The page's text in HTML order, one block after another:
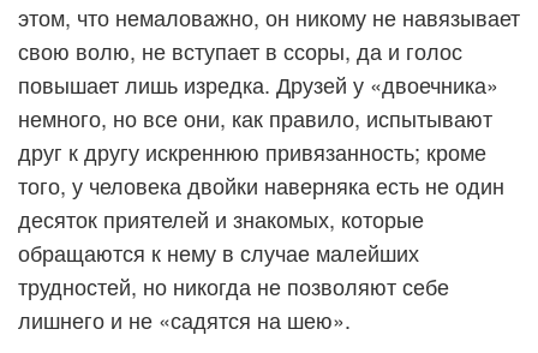
этом, что немаловажно, он никому не навязывает
свою волю, не вступает в ссоры, да и голос
повышает лишь изредка. Друзей у «двоечника»
немного, но все они, как правило, испытывают
друг к другу искреннюю привязанность; кроме
того, у человека двойки наверняка есть не один
десяток приятелей и знакомых, которые
обращаются к нему в случае малейших
трудностей, но никогда не позволяют себе
лишнего и не «садятся на шею».